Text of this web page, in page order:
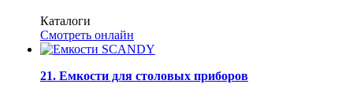
Каталоги
Смотреть онлайн
21. Емкости для столовых приборов